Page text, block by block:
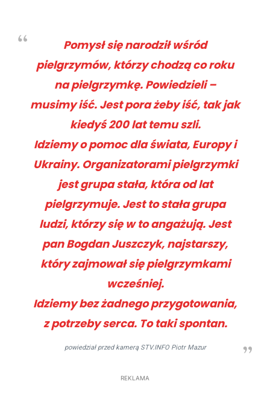
Pomysł się narodził wśród
pielgrzymów, którzy chodzą co roku
na pielgrzymkę. Powiedzieli –
musimy iść. Jest pora żeby iść, tak jak
kiedyś 200 lat temu szli.
Idziemy o pomoc dla świata, Europy i
Ukrainy. Organizatorami pielgrzymki
jest grupa stała, która od lat
pielgrzymuje. Jest to stała grupa
ludzi, którzy się w to angażują. Jest
pan Bogdan Juszczyk, najstarszy,
który zajmował się pielgrzymkami
wcześniej.
Idziemy bez żadnego przygotowania,
z potrzeby serca. To taki spontan.
powiedział przed kamerą STV.INFO Piotr Mazur
REKLAMA